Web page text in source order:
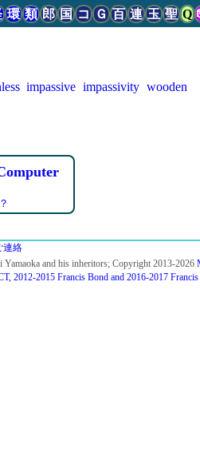
環 類 郎 国 コ Ｇ 百 連 玉 聖 Q
impassive impassivity wooden
連絡
and his inheritors; Copyright 2013-2026
2012-2015 Francis Bond and 2016-2017